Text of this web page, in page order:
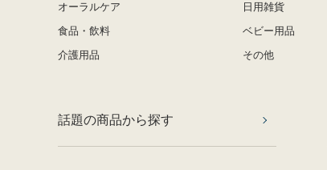
オーラルケア
日用雑貨
食品・飲料
ベビー用品
介護用品
その他
話題の商品から探す